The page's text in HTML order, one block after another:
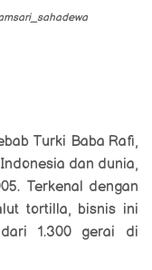
Turki Baba Rafi,
dan dunia,
Terkenal dengan
tortilla, bisnis ini
1.300 gerai di